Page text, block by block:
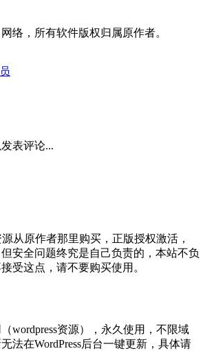
络，所有软件版权归属原作者。
表评论...
从原作者那里购买，正版授权激活，
安全问题终究是自己负责的，本站不负
受这点，请不要购买使用。
wordpress资源），永久使用，不限域
法在WordPress后台一键更新，具体请